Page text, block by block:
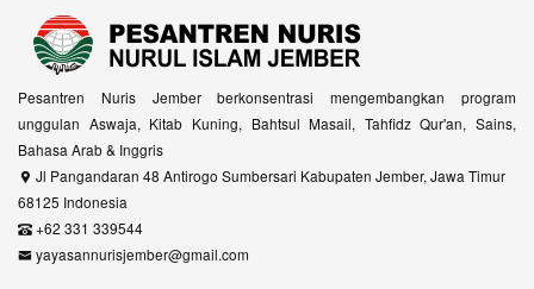
Pesantren Nuris Jember berkonsentrasi mengembangkan program
unggulan Aswaja, Kitab Kuning, Bahtsul Masail, Tahfidz Qur'an, Sains,
Bahasa Arab & Inggris
Jl Pangandaran 48 Antirogo Sumbersari Kabupaten Jember, Jawa Timur
68125 Indonesia
+62 331 339544
yayasannurisjember@gmail.com